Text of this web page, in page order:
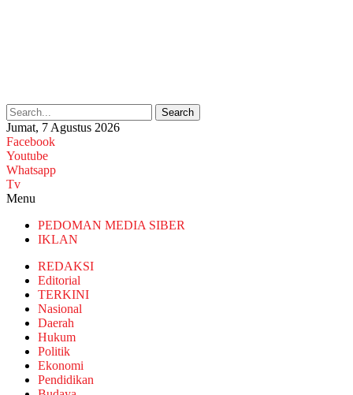
Search
Jumat, 7 Agustus 2026
Facebook
Youtube
Whatsapp
Tv
Menu
PEDOMAN MEDIA SIBER
IKLAN
REDAKSI
Editorial
TERKINI
Nasional
Daerah
Hukum
Politik
Ekonomi
Pendidikan